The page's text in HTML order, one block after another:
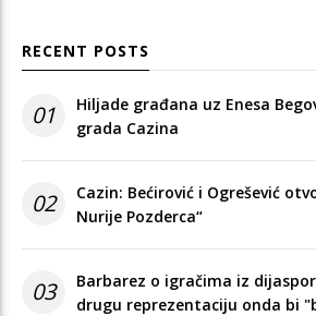
RECENT POSTS
01
Hiljade građana uz Enesa
grada Cazina
02
Cazin: Bećirović i Ogrešević
Nurije Pozderca“
03
Barbarez o igračima iz
drugu reprezentaciju onda bi